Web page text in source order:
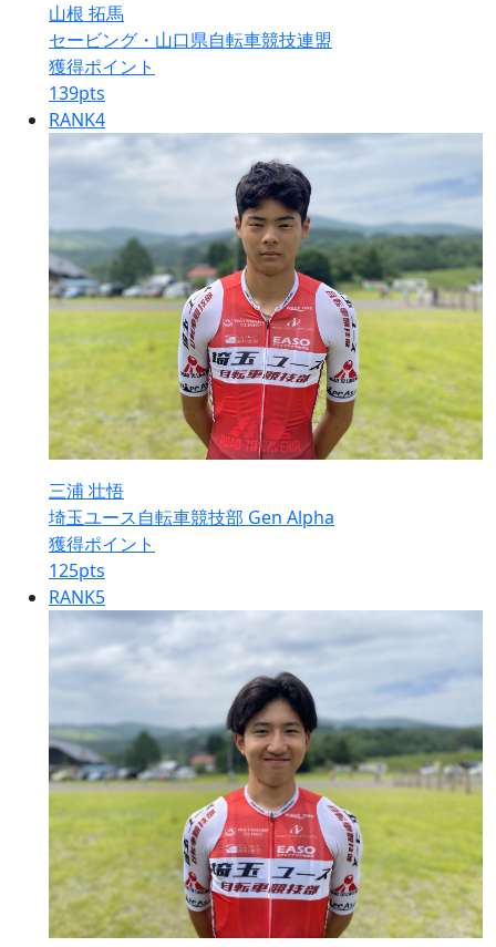
山根 拓馬
セービング・山口県自転車競技連盟
獲得ポイント
139pts
RANK4
三浦 壮悟
埼玉ユース自転車競技部 Gen Alpha
獲得ポイント
125pts
RANK5